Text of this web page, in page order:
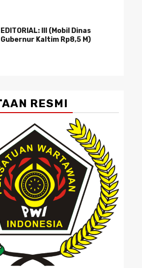
EDITORIAL: III (Mobil Dinas
Gubernur Kaltim Rp8,5 M)
RESMI